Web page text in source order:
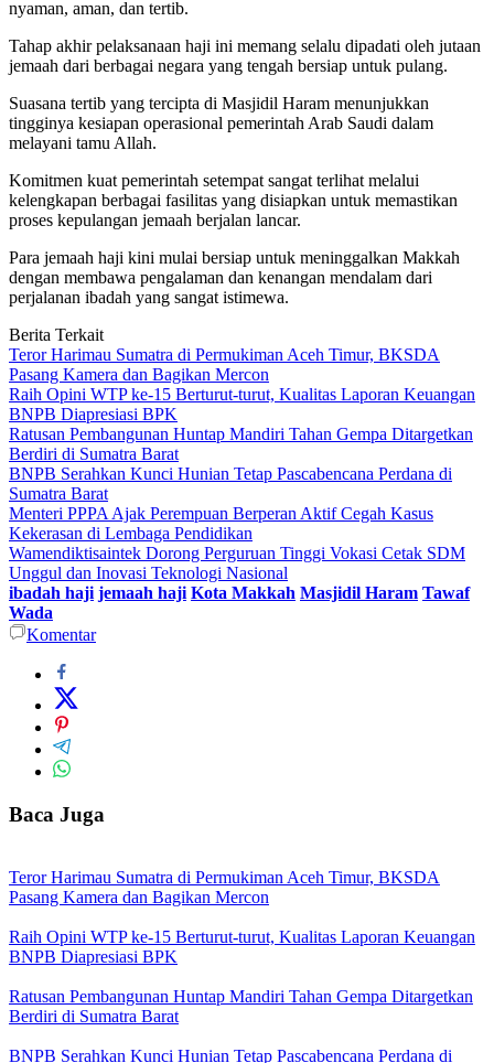
nyaman, aman, dan tertib.
Tahap akhir pelaksanaan haji ini memang selalu dipadati oleh jutaan
jemaah dari berbagai negara yang tengah bersiap untuk pulang.
Suasana tertib yang tercipta di Masjidil Haram menunjukkan
tingginya kesiapan operasional pemerintah Arab Saudi dalam
melayani tamu Allah.
Komitmen kuat pemerintah setempat sangat terlihat melalui
kelengkapan berbagai fasilitas yang disiapkan untuk memastikan
proses kepulangan jemaah berjalan lancar.
Para jemaah haji kini mulai bersiap untuk meninggalkan Makkah
dengan membawa pengalaman dan kenangan mendalam dari
perjalanan ibadah yang sangat istimewa.
Berita Terkait
Teror Harimau Sumatra di Permukiman Aceh Timur, BKSDA
Pasang Kamera dan Bagikan Mercon
Raih Opini WTP ke-15 Berturut-turut, Kualitas Laporan Keuangan
BNPB Diapresiasi BPK
Ratusan Pembangunan Huntap Mandiri Tahan Gempa Ditargetkan
Berdiri di Sumatra Barat
BNPB Serahkan Kunci Hunian Tetap Pascabencana Perdana di
Sumatra Barat
Menteri PPPA Ajak Perempuan Berperan Aktif Cegah Kasus
Kekerasan di Lembaga Pendidikan
Wamendiktisaintek Dorong Perguruan Tinggi Vokasi Cetak SDM
Unggul dan Inovasi Teknologi Nasional
ibadah haji jemaah haji Kota Makkah Masjidil Haram Tawaf
Wada
Komentar
Baca Juga
Teror Harimau Sumatra di Permukiman Aceh Timur, BKSDA
Pasang Kamera dan Bagikan Mercon
Raih Opini WTP ke-15 Berturut-turut, Kualitas Laporan Keuangan
BNPB Diapresiasi BPK
Ratusan Pembangunan Huntap Mandiri Tahan Gempa Ditargetkan
Berdiri di Sumatra Barat
BNPB Serahkan Kunci Hunian Tetap Pascabencana Perdana di